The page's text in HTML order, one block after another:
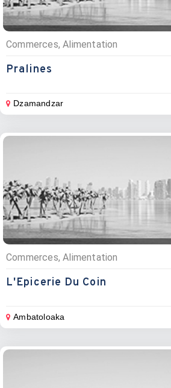
Commerces, Alimentation
Pralines
Dzamandzar
Commerces, Alimentation
L'Epicerie Du Coin
Ambatoloaka